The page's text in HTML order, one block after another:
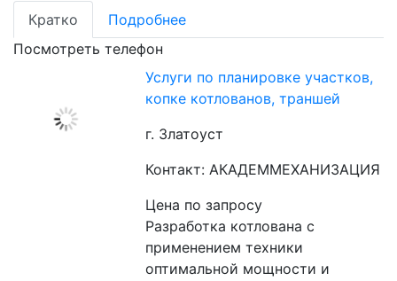
Кратко
Подробнее
Посмотреть телефон
Услуги по планировке участков,
копке котлованов, траншей
г. Златоуст
Контакт: АКАДЕММЕХАНИЗАЦИЯ
Цена по запросу
Разработка котлована с
применением техники
оптимальной мощности и